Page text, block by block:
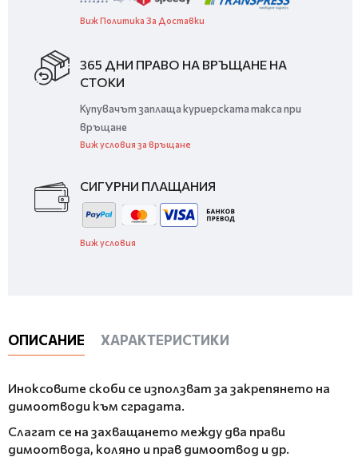
Виж Политика За Доставки
365 ДНИ ПРАВО НА ВРЪЩАНЕ НА
СТОКИ
Купувачът заплаща куриерската такса при
връщане
Виж условия за връщане
СИГУРНИ ПЛАЩАНИЯ
Виж условия
ОПИСАНИЕ ХАРАКТЕРИСТИКИ
Иноксовите скоби се използват за закрепянето на
димоотводи към сградата.
Слагат се на захващането между два прави
димоотвода, коляно и прав димоотвод и др.